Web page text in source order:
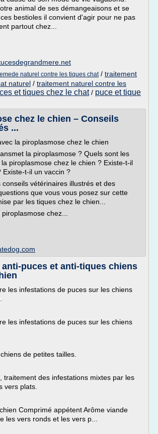
animal de ses démangeaisons et se
bestioles il convient d'agir pour ne pas
partout chez...
naturel contre les tiques chat/ traitement
naturel / traitement naturel contre les
et tiques chez le chat/ puce et tique
chez le chien – Conseils
...
la piroplasmose chez le chien
la piroplasmose ? Quels sont les
piroplasmose chez le chien ? Existe-t-il
Existe-t-il un vaccin ?
conseils vétérinaires illustrés et des
que vous vous posez sur cette
par les tiques chez le chien...
chez...
puces et anti-tiques chiens
les infestations de puces sur les chiens
les infestations de puces sur les chiens
de petites tailles.
traitement des infestations mixtes par les
vers plats.
Comprimé appétent Arôme viande
les vers ronds et les vers p...